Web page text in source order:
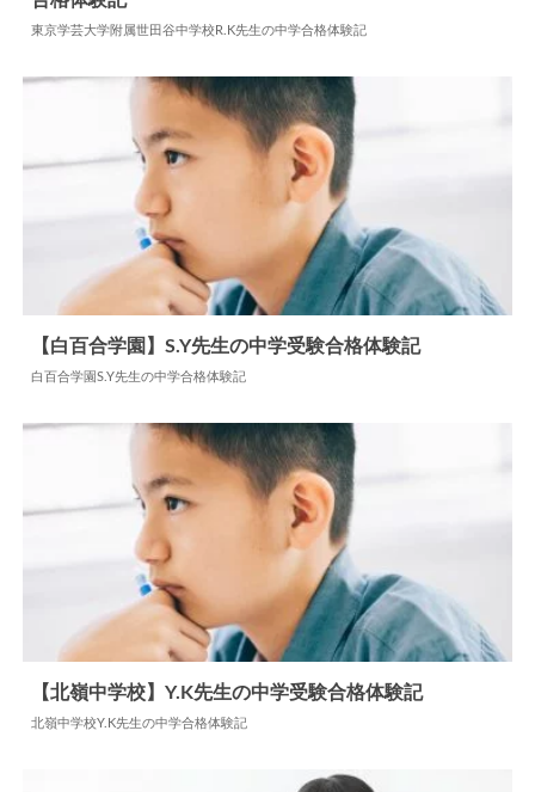
中学合格体験記
東京学芸大学附属世田谷中学校R.K先生の中学合格体験記
【白百合学園】S.Y先生の中学受験合格体験記
白百合学園S.Y先生の中学合格体験記
【北嶺中学校】Y.K先生の中学受験合格体験記
北嶺中学校Y.K先生の中学合格体験記